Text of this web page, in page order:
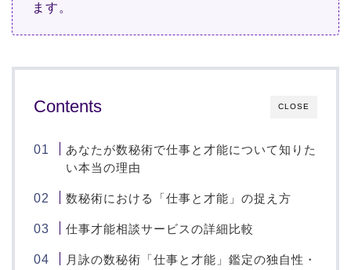
ます。
CLOSE
Contents
あなたが数秘術で仕事と才能について知りた
い本当の理由
数秘術における「仕事と才能」の捉え方
仕事才能相談サービスの詳細比較
月詠の数秘術「仕事と才能」鑑定の独自性・